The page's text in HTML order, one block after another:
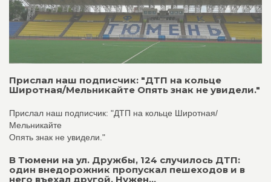
Прислал наш подписчик: "ДТП на кольце
Широтная/Мельникайте Опять знак не увидели."
Прислал наш подписчик: "ДТП на кольце Широтная/
Мельникайте
Опять знак не увидели."
В Тюмени на ул. Дружбы, 124 случилось ДТП:
один внедорожник пропускал пешеходов и в
него въехал другой. Нужен...